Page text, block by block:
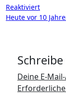
Reaktiviert
Heute vor 10
Deine E-